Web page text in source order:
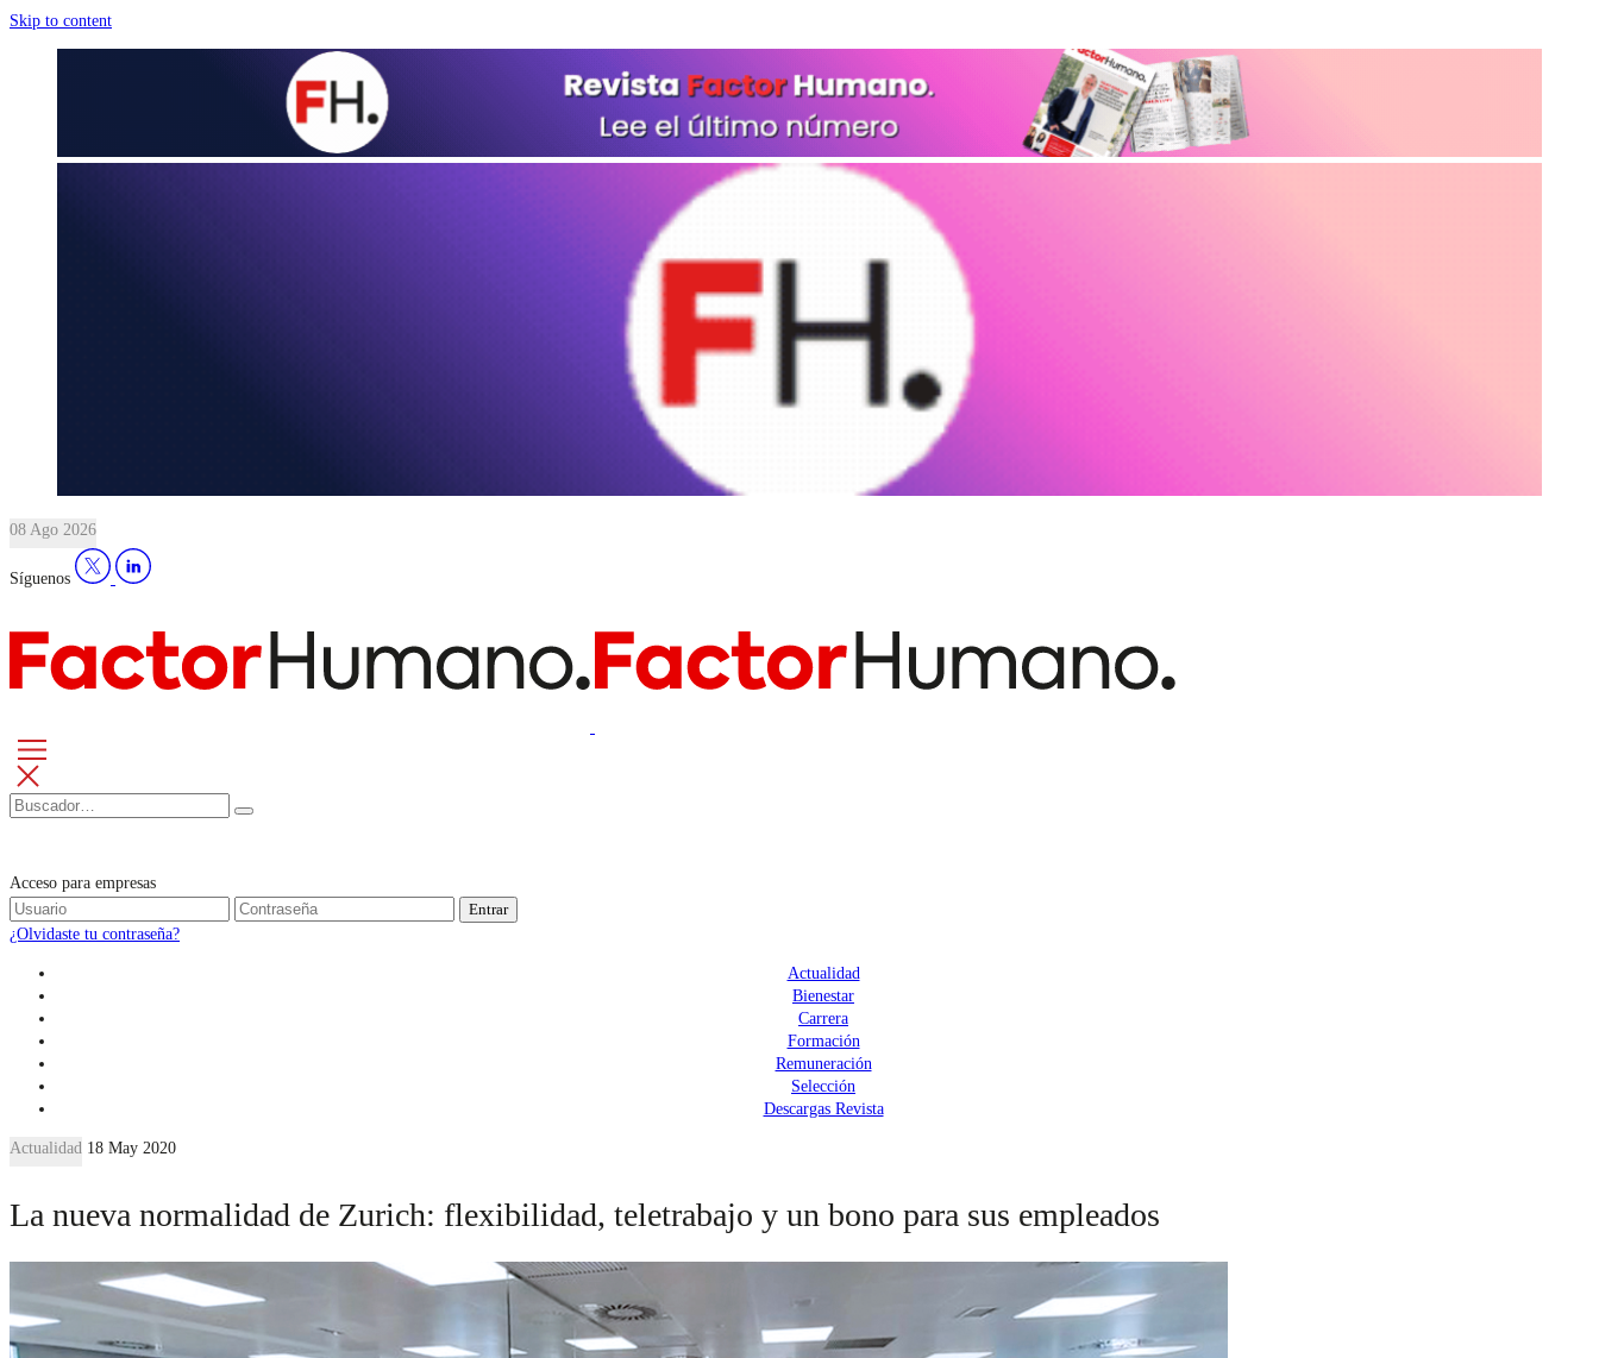
Skip to content
08 Ago 2026
Síguenos
Acceso para empresas
Entrar
¿Olvidaste tu contraseña?
Actualidad
Bienestar
Carrera
Formación
Remuneración
Selección
Descargas Revista
Actualidad 18 May 2020
La nueva normalidad de Zurich: flexibilidad, teletrabajo y un bono para sus empleados